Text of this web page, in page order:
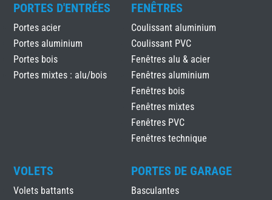
PORTES D'ENTRÉES
Portes acier
Portes aluminium
Portes bois
Portes mixtes : alu/bois
FENÊTRES
Coulissant aluminium
Coulissant PVC
Fenêtres alu & acier
Fenêtres aluminium
Fenêtres bois
Fenêtres mixtes
Fenêtres PVC
Fenêtres technique
VOLETS
Volets battants
PORTES DE GARAGE
Basculantes